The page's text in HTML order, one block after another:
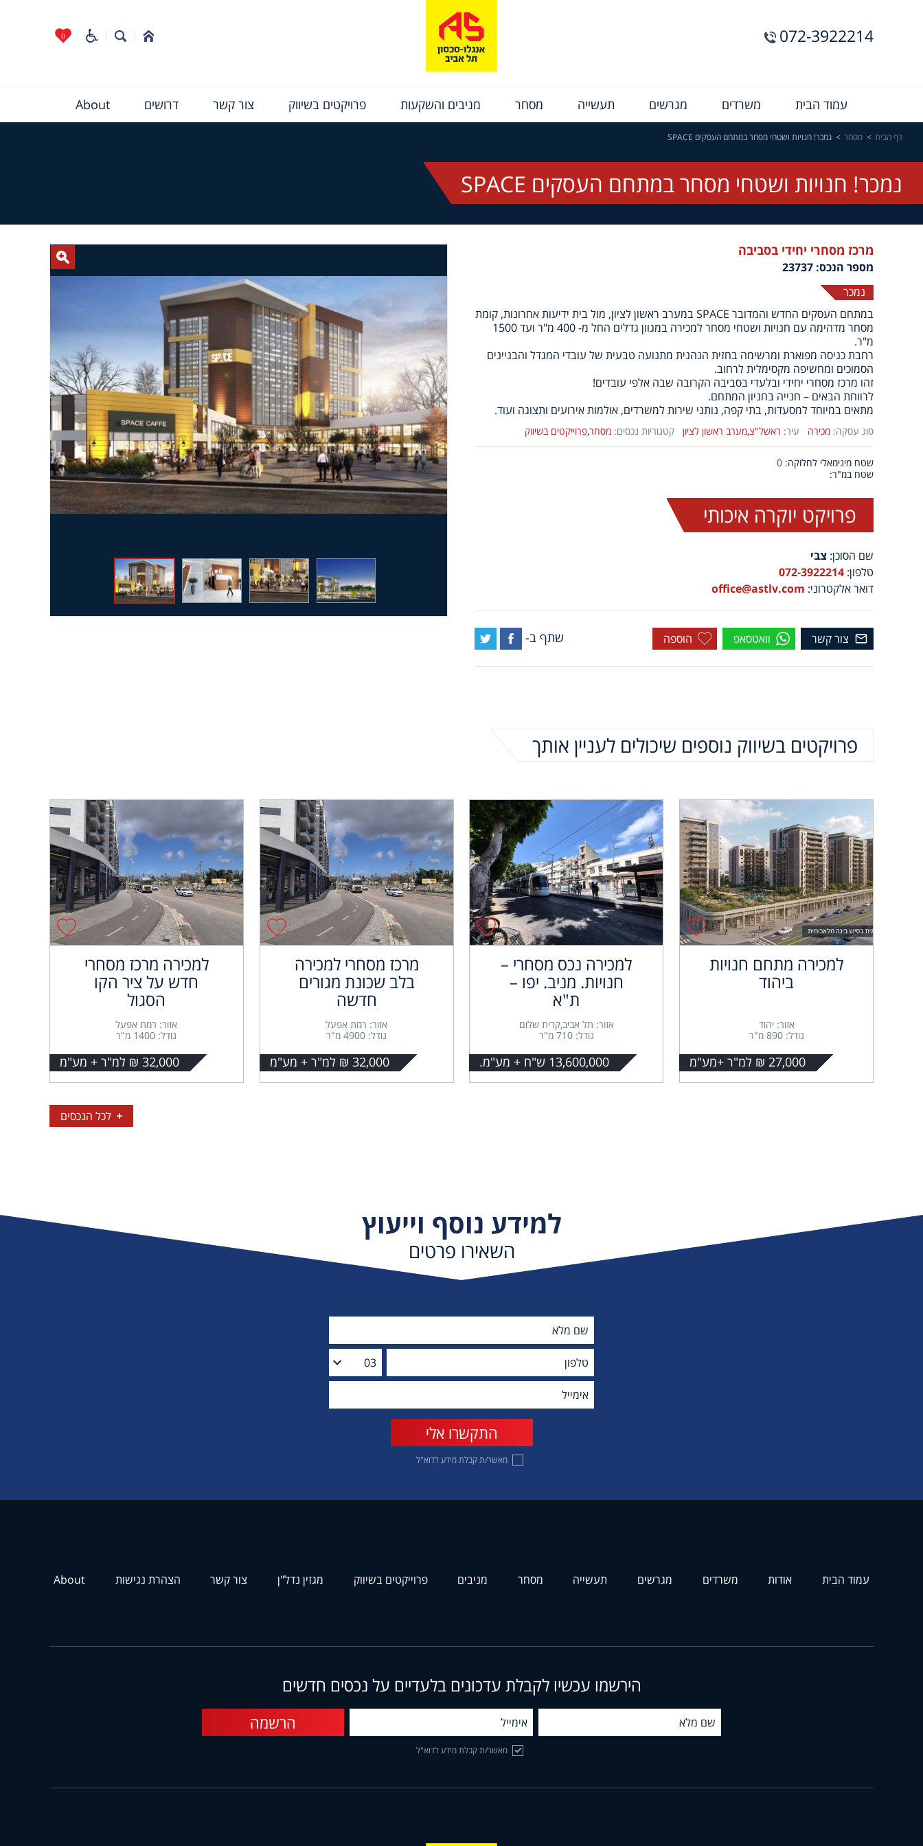
072-3922214
0
עמוד הבית משרדים מגרשים תעשייה מסחר מניבים והשקעות פרויקטים בשיווק צור קשר דרושים About
דף הבית מסחר נמכר! חנויות ושטחי מסחר במתחם העסקים SPACE
נמכר! חנויות ושטחי מסחר במתחם העסקים SPACE
מרכז מסחרי יחידי בסביבה
מספר הנכס: 23737
נמכר
במתחם העסקים החדש והמדובר SPACE במערב ראשון לציון, מול בית ידיעות אחרונות, קומת
מסחר מדהימה עם חנויות ושטחי מסחר למכירה במגוון גדלים החל מ- 400 מ"ר ועד 1500
מ"ר.
רחבת כניסה מפוארת ומרשימה בחזית הנהנית מתנועה טבעית של עובדי המגדל והבניינים
הסמוכים ומחשיפה מקסימלית לרחוב.
זהו מרכז מסחרי יחידי ובלעדי בסביבה הקרובה שבה אלפי עובדים!
לרווחת הבאים – חנייה בחניון המתחם.
מתאים במיוחד למסעדות, בתי קפה, נותני שירות למשרדים, אולמות אירועים ותצוגה ועוד.
סוג עסקה: מכירה עיר: ראשל"צ,מערב ראשון לציון קטגוריות נכסים: מסחר,פרוייקטים בשיווק
שטח מינימאלי לחלוקה: 0
שטח במ"ר:
פרויקט יוקרה איכותי
שם הסוכן: צבי
טלפון: 072-3922214
דואר אלקטרוני: office@astlv.com
צור קשר וואטסאפ הוספה שתף ב-
פרויקטים בשיווק נוספים שיכולים לעניין אותך
למכירה מתחם חנויות
ביהוד
אזור: יהוד
גודל: 890 מ"ר
27,000 ₪ למ"ר +מע"מ
למכירה נכס מסחרי –
חנויות. מניב. יפו –
ת"א
אזור: תל אביב,קרית שלום
גודל: 710 מ"ר
13,600,000 ש"ח + מע"מ.
מרכז מסחרי למכירה
בלב שכונת מגורים
חדשה
אזור: רמת אפעל
גודל: 4900 מ"ר
32,000 ₪ למ"ר + מע"מ
למכירה מרכז מסחרי
חדש על ציר הקו
הסגול
אזור: רמת אפעל
גודל: 1400 מ"ר
32,000 ₪ למ"ר + מע"מ
לכל הנכסים
למידע נוסף וייעוץ
השאירו פרטים
מאשר/ת קבלת מידע לדוא"ל
עמוד הבית אודות משרדים מגרשים תעשייה מסחר מניבים פרוייקטים בשיווק מגזין נדל"ן צור קשר הצהרת נגישות About
הירשמו עכשיו לקבלת עדכונים בלעדיים על נכסים חדשים
מאשר/ת קבלת מידע לדוא"ל